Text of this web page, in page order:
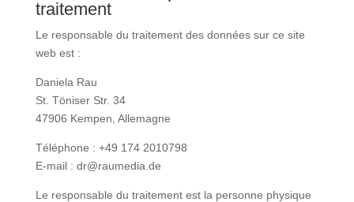
traitement
Le responsable du traitement des données sur ce site
web est :
Daniela Rau
St. Töniser Str. 34
47906 Kempen, Allemagne
Téléphone : +49 174 2010798
E-mail : dr@raumedia.de
Le responsable du traitement est la personne physique